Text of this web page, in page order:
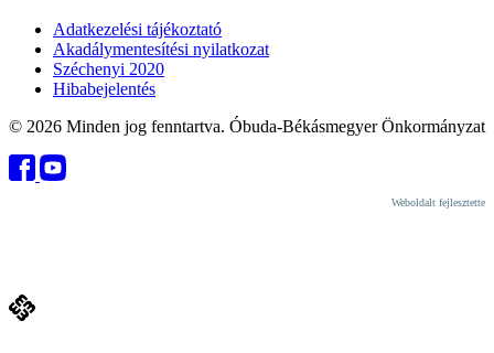
Adatkezelési tájékoztató
Akadálymentesítési nyilatkozat
Széchenyi 2020
Hibabejelentés
© 2026 Minden jog fenntartva. Óbuda-Békásmegyer Önkormányzat
Weboldalt fejlesztette